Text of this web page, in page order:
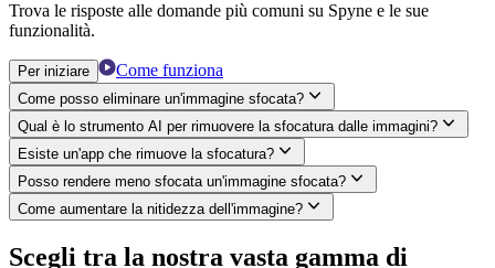
Trova le risposte alle domande più comuni su Spyne e le sue
funzionalità.
Per iniziare Come funziona
Come posso eliminare un'immagine sfocata?
Qual è lo strumento AI per rimuovere la sfocatura dalle immagini?
Esiste un'app che rimuove la sfocatura?
Posso rendere meno sfocata un'immagine sfocata?
Come aumentare la nitidezza dell'immagine?
Scegli tra la nostra vasta gamma di